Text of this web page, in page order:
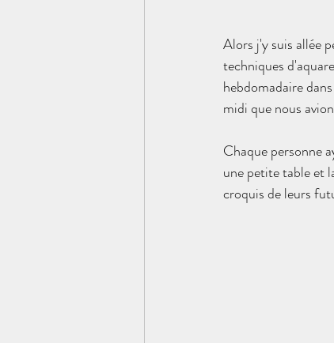
Alors j'y suis allée
techniques
hebdomadaire
midi que nous
Chaque personne
une petite table et
croquis de leurs